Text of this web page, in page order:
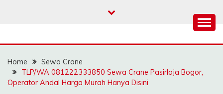
SAHABAT CRANE |
JASA SEWA CRANE |
FORKLIFT | SKYLIFT
Home
Sewa Crane
TLP/WA 081222333850 Sewa Crane Pasirlaja Bogor,
Operator Andal Harga Murah Hanya Disini